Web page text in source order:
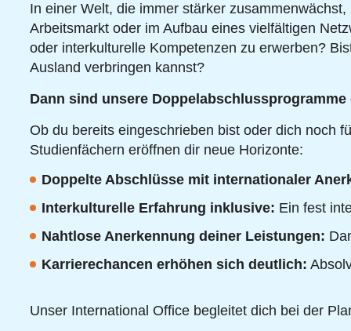
In einer Welt, die immer stärker
Arbeitsmarkt oder im Aufbau eines vielfältigen
oder interkulturelle Kompetenzen zu erwerben?
Ausland verbringen kannst?
Dann sind unsere
Ob du bereits eingeschrieben bist oder dich noch
Studienfächern eröffnen dir neue Horizonte:
Doppelte Abschlüsse mit internationaler
Interkulturelle Erfahrung inklusive: Ein fest
Nahtlose Anerkennung deiner Leistungen:
Karrierechancen erhöhen sich deutlich:
Unser International Office begleitet dich bei der